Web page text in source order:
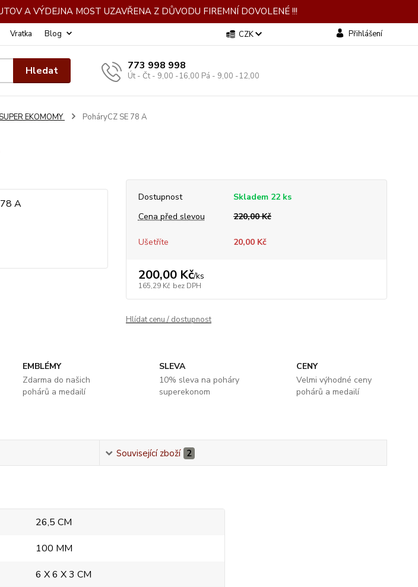
A VÝDEJNA MOST UZAVŘENA Z DŮVODU FIREMNÍ DOVOLENÉ !!!
Vratka Blog CZK Přihlášení
Hledat 773 998 998
Út - Čt - 9,00 -16,00 Pá - 9,00 -12,00
EKOMOMY PoháryCZ SE 78 A
Dostupnost
Skladem 22 ks
Cena před slevou
220,00 Kč
Ušetříte 20,00 Kč
200,00 Kč/ks
165,29 Kč bez DPH
Hlídat cenu / dostupnost
EMBLÉMY
Zdarma do našich
pohárů a medailí
SLEVA
10% sleva na poháry
superekonom
CENY
Velmi výhodné ceny
pohárů a medailí
Související zboží 2
26,5 CM
100 MM
6 X 6 X 3 CM